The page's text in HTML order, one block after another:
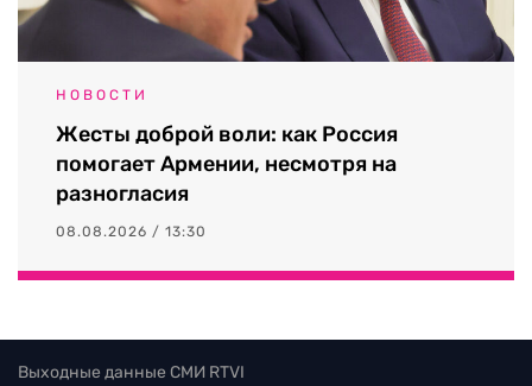
НОВОСТИ
Жесты доброй воли: как Россия
помогает Армении, несмотря на
разногласия
08.08.2026 / 13:30
Выходные данные СМИ RTVI